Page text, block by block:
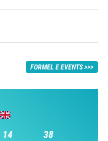
FORMEL E EVENTS
14 37